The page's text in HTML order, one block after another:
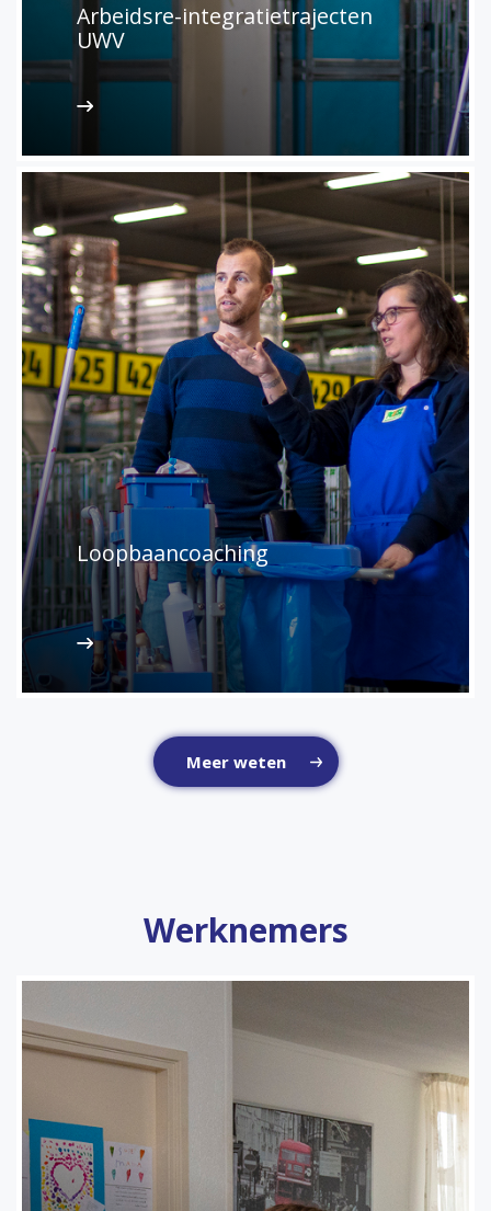
Arbeidsre-integratietrajecten
UWV
Loopbaancoaching
Meer weten
Werknemers